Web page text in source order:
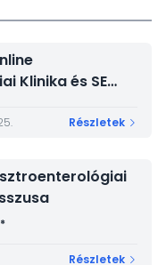
Klinika és SE
Részletek
Részletek